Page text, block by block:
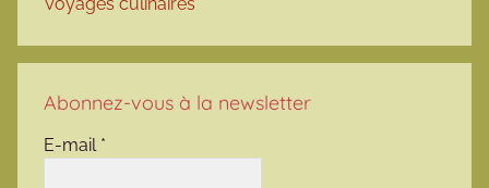
Voyages culinaires
Abonnez-vous à la newsletter
E-mail *